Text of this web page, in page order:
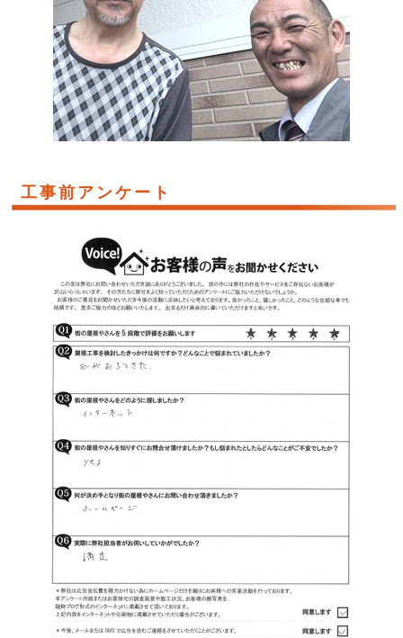
工事前アンケート